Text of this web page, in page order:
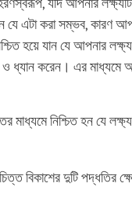
যদি আপনার
যে এটা করা সম্ভব, কারণ
হয়ে যান যে আপনার
করেন। এর মাধ্যমে
মাধ্যমে নিশ্চিত হন যে
বিকাশের দুটি পদ্ধতির